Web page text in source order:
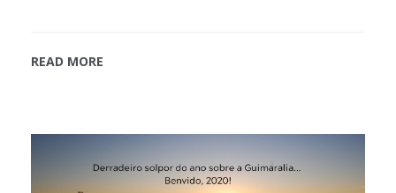
READ MORE